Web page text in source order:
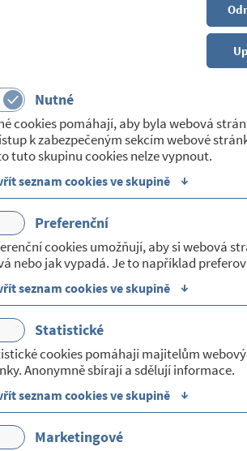
Nutné
cookies pomáhají, aby byla webová
k zabezpečeným sekcím webové
tuto skupinu cookies nelze vypnout.
seznam cookies ve skupině ↓
Preferenční
cookies umožňují, aby si webová
nebo jak vypadá. Je to například
seznam cookies ve skupině ↓
Statistické
cookies pomáhají majitelům
Anonymně sbírají a sdělují informace.
seznam cookies ve skupině ↓
Marketingové
ROZPOČET
je zveřejněn schválený rozpočet příspěvkové
IČ: 70982996, se sídlem Petrovice č.p. 68.
příspěvek na provoz organizace je součástí
Helena Moudrá
ke stažení
553,8 KB